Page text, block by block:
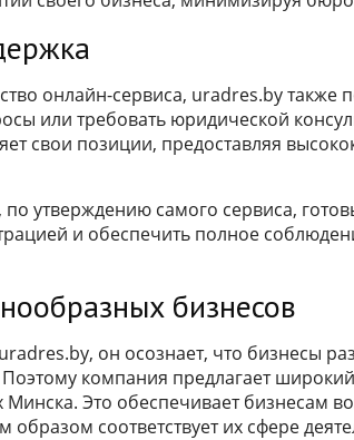
онлайн-сервиса, uradres.by также
или требовать юридической
свои позиции, предоставляя
утверждению самого сервиса,
и обеспечить полное
бизнесов
он осознает, что бизнесы
компания предлагает
Минска. Это обеспечивает бизнесам
соответствует их сфере